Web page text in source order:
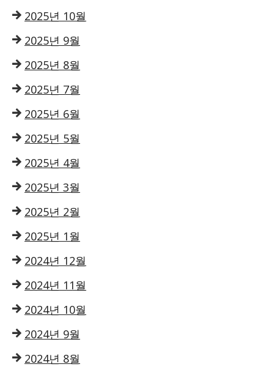
2025년 10월
2025년 9월
2025년 8월
2025년 7월
2025년 6월
2025년 5월
2025년 4월
2025년 3월
2025년 2월
2025년 1월
2024년 12월
2024년 11월
2024년 10월
2024년 9월
2024년 8월